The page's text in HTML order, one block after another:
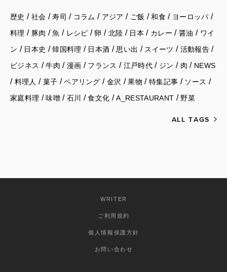
歴史 / 社会 /寿司 / コラム / アジア / ご飯 /和食 / ヨーロッパ /
料理 / 豚肉 /魚 / レシピ / 卵 / 北陸 / 日本 / カレー / 醤油 / ワイ
ン / 日本史 /韓国料理 / 日本酒 / 思い出 / スイーツ / 活動報告/
ビジネス /牛肉 / 漫画 / フランス / 江戸時代 / ジン / 肉 / NEWS
/ 料理人 / 菓子 /ペアリング / 金沢 /果物 / 特集記事 / ソース /
家庭料理 /味噌/ 石川 /食文化 /A_RESTAURANT / 野菜
ALL TAGS
WRITER
ご利用規約
個人情報保護方針
お問い合わせ